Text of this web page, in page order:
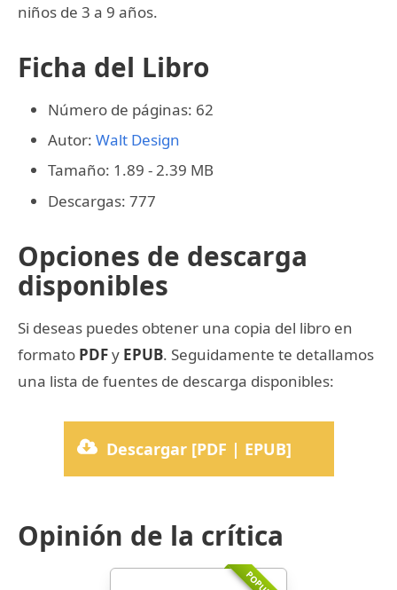
niños de 3 a 9 años.
Ficha del Libro
Número de páginas: 62
Autor: Walt Design
Tamaño: 1.89 - 2.39 MB
Descargas: 777
Opciones de descarga
disponibles
Si deseas puedes obtener una copia del libro en
formato PDFy EPUB. Seguidamente te detallamos
una lista de fuentes de descarga disponibles:
Descargar [PDF | EPUB]
Opinión de la crítica